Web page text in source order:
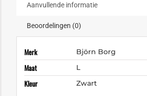
Aanvullende informatie
Beoordelingen (0)
Merk Björn Borg
Maat L
Kleur Zwart